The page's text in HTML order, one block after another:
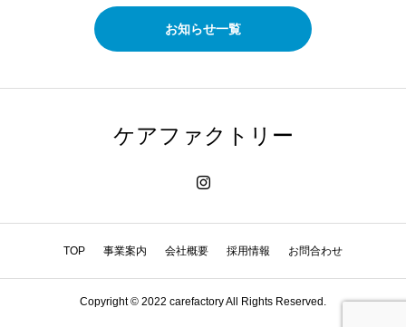
お知らせ一覧
ケアファクトリー
TOP 事業案内 会社概要 採用情報 お問合わせ
Copyright © 2022 carefactory All Rights Reserved.